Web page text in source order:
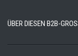
ÜBER DIESEN B2B-